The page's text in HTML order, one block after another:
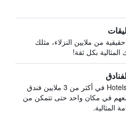
من ملايين النزلاء، مثلك
المثالية بكل ثقة!
يبحث HotelsCombined في أكثر من 3 ملايين فندق
في مكان واحد حتى تتمكن من
المثالية.